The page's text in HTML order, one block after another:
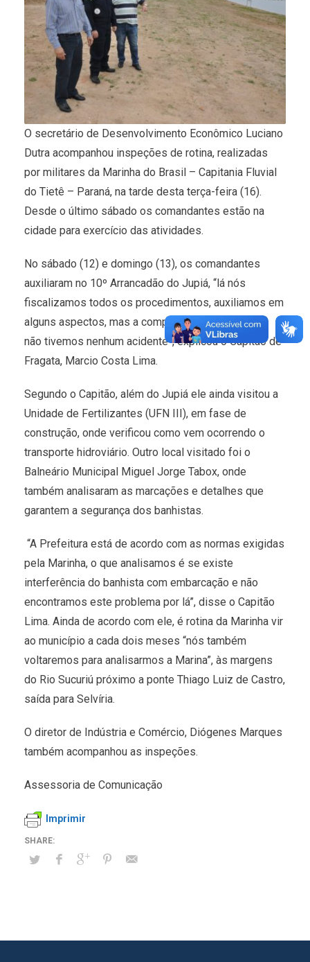
O secretário de Desenvolvimento Econômico Luciano
Dutra acompanhou inspeções de rotina, realizadas
por militares da Marinha do Brasil – Capitania Fluvial
do Tietê – Paraná, na tarde desta terça-feira (16).
Desde o último sábado os comandantes estão na
cidade para exercício das atividades.
No sábado (12) e domingo (13), os comandantes
auxiliaram no 10º Arrancadão do Jupiá, “lá nós
fiscalizamos todos os procedimentos, auxiliamos em
alguns aspectos, mas a competição foi tranquila e
não tivemos nenhum acidente”, explicou o Capitão de
Fragata, Marcio Costa Lima.
Segundo o Capitão, além do Jupiá ele ainda visitou a
Unidade de Fertilizantes (UFN III), em fase de
construção, onde verificou como vem ocorrendo o
transporte hidroviário. Outro local visitado foi o
Balneário Municipal Miguel Jorge Tabox, onde
também analisaram as marcações e detalhes que
garantem a segurança dos banhistas.
“A Prefeitura está de acordo com as normas exigidas
pela Marinha, o que analisamos é se existe
interferência do banhista com embarcação e não
encontramos este problema por lá”, disse o Capitão
Lima. Ainda de acordo com ele, é rotina da Marinha vir
ao município a cada dois meses “nós também
voltaremos para analisarmos a Marina”, às margens
do Rio Sucuriú próximo a ponte Thiago Luiz de Castro,
saída para Selvíria.
O diretor de Indústria e Comércio, Diógenes Marques
também acompanhou as inspeções.
Assessoria de Comunicação
Imprimir